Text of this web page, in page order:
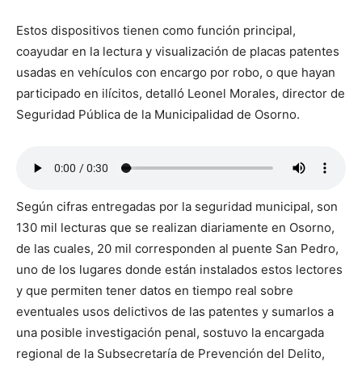
Estos dispositivos tienen como función principal,
coayudar en la lectura y visualización de placas patentes
usadas en vehículos con encargo por robo, o que hayan
participado en ilícitos, detalló Leonel Morales, director de
Seguridad Pública de la Municipalidad de Osorno.
Según cifras entregadas por la seguridad municipal, son
130 mil lecturas que se realizan diariamente en Osorno,
de las cuales, 20 mil corresponden al puente San Pedro,
uno de los lugares donde están instalados estos lectores
y que permiten tener datos en tiempo real sobre
eventuales usos delictivos de las patentes y sumarlos a
una posible investigación penal, sostuvo la encargada
regional de la Subsecretaría de Prevención del Delito,